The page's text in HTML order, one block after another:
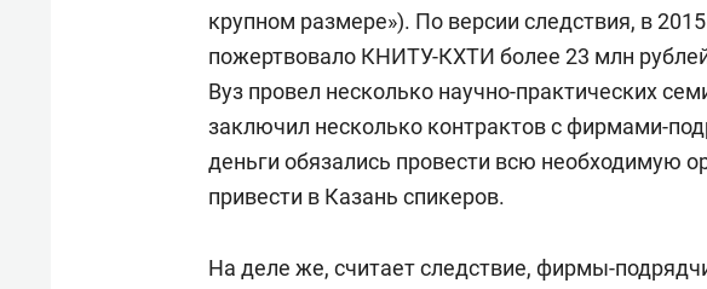
крупном размере»). По версии следствия, в
пожертвовало КНИТУ-КХТИ более 23 млн
Вуз провел несколько научно-практических
заключил несколько контрактов с фирмами-
деньги обязались провести всю необходимую
привести в Казань спикеров.
На деле же, считает следствие, фирмы-